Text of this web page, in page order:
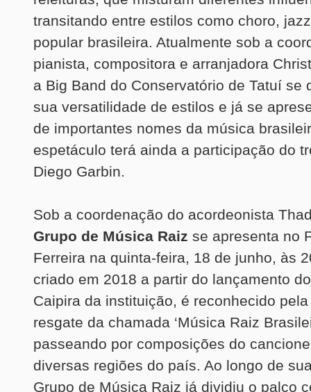
transitando entre estilos como choro,
popular brasileira. Atualmente sob a
pianista, compositora e arranjadora
a Big Band do Conservatório de Tatuí se
sua versatilidade de estilos e já se
de importantes nomes da música
espetáculo terá ainda a participação do
Diego Garbin.
Sob a coordenação do acordeonista
Grupo de Música Raiz se apresenta no
Ferreira na quinta-feira, 18 de junho, às
criado em 2018 a partir do lançamento
Caipira da instituição, é reconhecido
resgate da chamada ‘Música Raiz
passeando por composições do
diversas regiões do país. Ao longo de
Grupo de Música Raiz já dividiu o palco